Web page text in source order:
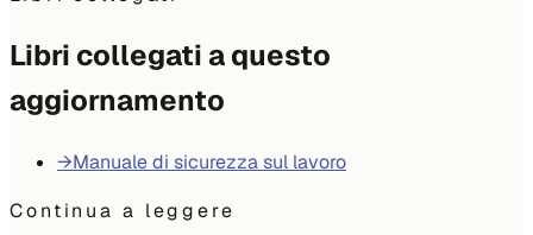
Libri collegati a questo
aggiornamento
→Manuale di sicurezza sul lavoro
Continua a leggere